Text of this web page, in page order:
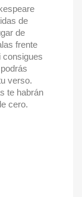
de
de
frente
consigues
verso.
te habrán
cero.